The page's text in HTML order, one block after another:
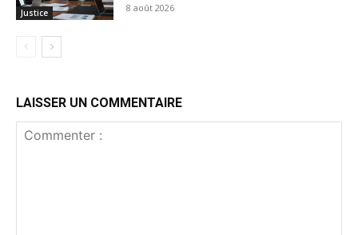
Justice 8 août 2026
LAISSER UN COMMENTAIRE